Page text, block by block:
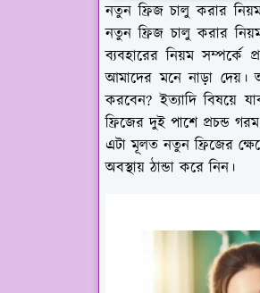
নতুন ফ্রিজ চালু করার
নতুন ফ্রিজ চালু করার
ব্যবহারের নিয়ম সম্পর্কে
আমাদের মনে নাড়া
করবেন? ইত্যাদি বিষয়ে
ফ্রিজের দুই পাশে প্রচন্ড
এটা মূলত নতুন ফ্রিজের
অবস্থায় ঠান্ডা করে নিন।